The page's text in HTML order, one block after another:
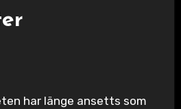
har länge ansetts som